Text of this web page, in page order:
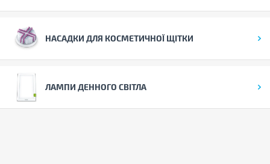
НАСАДКИ ДЛЯ КОСМЕТИЧНОЇ ЩІТКИ
ЛАМПИ ДЕННОГО СВІТЛА